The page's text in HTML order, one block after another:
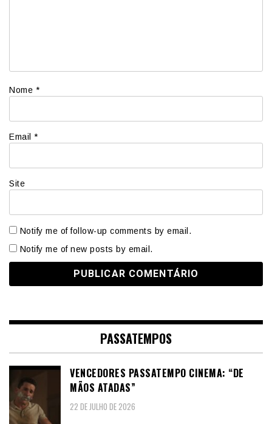
Nome *
Email *
Site
Notify me of follow-up comments by email.
Notify me of new posts by email.
PASSATEMPOS
VENCEDORES PASSATEMPO CINEMA: “DE
MÃOS ATADAS”
22 DE JULHO DE 2026